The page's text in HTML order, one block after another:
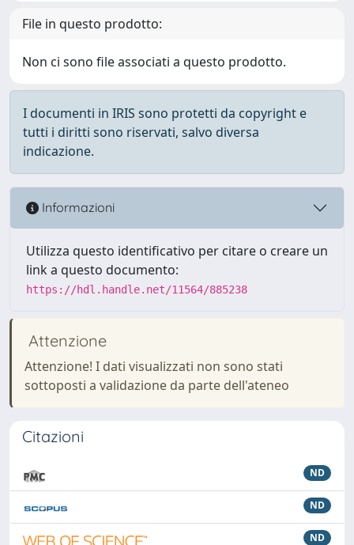
File in questo prodotto:
Non ci sono file associati a questo prodotto.
I documenti in IRIS sono protetti da copyright e
tutti i diritti sono riservati, salvo diversa
indicazione.
Informazioni
Utilizza questo identificativo per citare o creare un
link a questo documento:
https://hdl.handle.net/11564/885238
Attenzione
Attenzione! I dati visualizzati non sono stati
sottoposti a validazione da parte dell'ateneo
Citazioni
ND
ND
ND